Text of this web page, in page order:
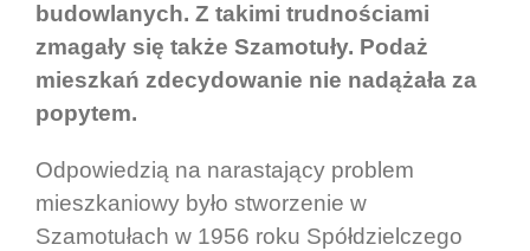
budowlanych. Z takimi trudnościami
zmagały się także Szamotuły. Podaż
mieszkań zdecydowanie nie nadążała za
popytem.
Odpowiedzią na narastający problem
mieszkaniowy było stworzenie w
Szamotułach w 1956 roku Spółdzielczego